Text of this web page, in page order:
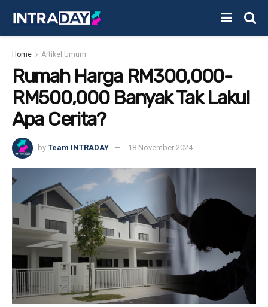
Home Artikel Umum
Rumah Harga RM300,000-
RM500,000 Banyak Tak Laku!
Apa Cerita?
by Team INTRADAY 18 November 2024